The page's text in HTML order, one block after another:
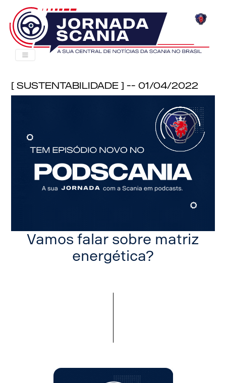
[ Sustentabilidade ] -- 01/04/2022
Vamos falar sobre matriz
energética?